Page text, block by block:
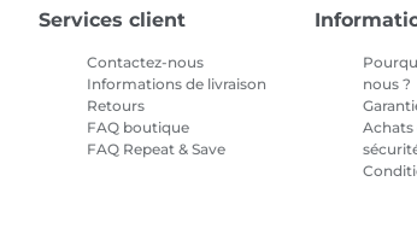
Services client
Contactez-nous
Informations de livraison
Retours
FAQ boutique
FAQ Repeat & Save
nous ?
Achats